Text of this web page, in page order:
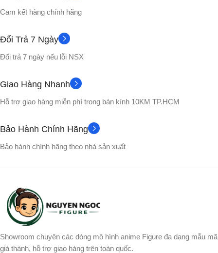
CHẤT LIỆU
Nhựa PVC cao cấp
VỎ HỘP No box
PHỤ KIỆN Không
Bardock ,Raditz ,Songohan ,
Cam kết hàng chính hãng
Đổi Trả 7 Ngày
Đổi trả 7 ngày nếu lỗi NSX
Giao Hàng Nhanh
Hỗ trợ giao hàng miễn phí trong bán kính 10KM TP.HCM
Bảo Hành Chính Hãng
Bảo hành chính hãng theo nhà sản xuất
Showroom chuyên các dòng mô hình anime Figure đa dạng mẫu mã
giá thành, hỗ trợ giao hàng trên toàn quốc.